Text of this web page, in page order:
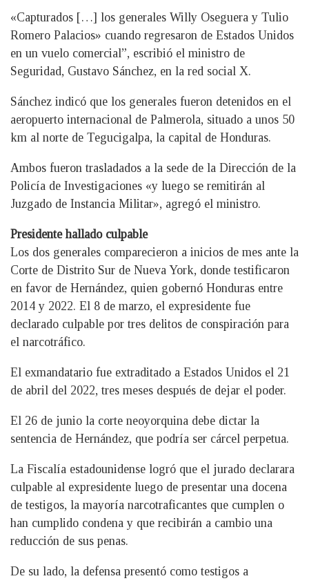
«Capturados […] los generales Willy Oseguera y Tulio
Romero Palacios» cuando regresaron de Estados Unidos
en un vuelo comercial”, escribió el ministro de
Seguridad, Gustavo Sánchez, en la red social X.
Sánchez indicó que los generales fueron detenidos en el
aeropuerto internacional de Palmerola, situado a unos 50
km al norte de Tegucigalpa, la capital de Honduras.
Ambos fueron trasladados a la sede de la Dirección de la
Policía de Investigaciones «y luego se remitirán al
Juzgado de Instancia Militar», agregó el ministro.
Presidente hallado culpable
Los dos generales comparecieron a inicios de mes ante la
Corte de Distrito Sur de Nueva York, donde testificaron
en favor de Hernández, quien gobernó Honduras entre
2014 y 2022. El 8 de marzo, el expresidente fue
declarado culpable por tres delitos de conspiración para
el narcotráfico.
El exmandatario fue extraditado a Estados Unidos el 21
de abril del 2022, tres meses después de dejar el poder.
El 26 de junio la corte neoyorquina debe dictar la
sentencia de Hernández, que podría ser cárcel perpetua.
La Fiscalía estadounidense logró que el jurado declarara
culpable al expresidente luego de presentar una docena
de testigos, la mayoría narcotraficantes que cumplen o
han cumplido condena y que recibirán a cambio una
reducción de sus penas.
De su lado, la defensa presentó como testigos a